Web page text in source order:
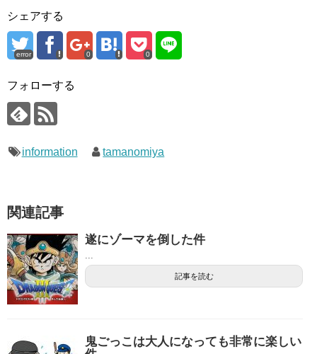
シェアする
error 0 0
フォローする
information tamanomiya
関連記事
遂にゾーマを倒した件
...
記事を読む
鬼ごっこは大人になっても非常に楽しい